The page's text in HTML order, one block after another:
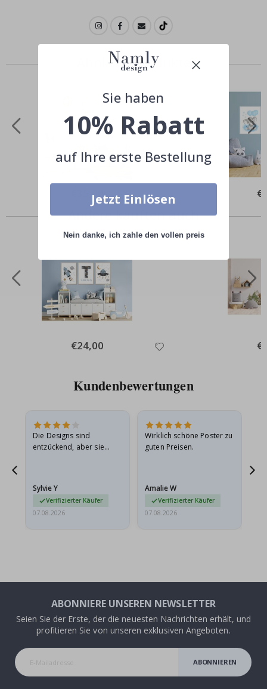
Ähnliche Produkte
€35,00
Andere kauften auch
Special
Price
€24,00
Kundenbewertungen
Die Designs sind
entzückend, aber sie
sie…
Sylvie Y
Verifizierter Käufer
07.08.2026
Wirklich schöne Poster zu
guten Preisen.
Amalie W
Verifizierter Käufer
07.08.2026
ABONNIERE UNSEREN NEWSLETTER
Seien Sie der Erste, der die neuesten Nachrichten erhält, und
profitieren Sie von unseren exklusiven Angeboten.
ABONNIEREN
Sie haben
10% Rabatt
auf Ihre erste Bestellung
Jetzt Einlösen
Nein danke, ich zahle den vollen preis